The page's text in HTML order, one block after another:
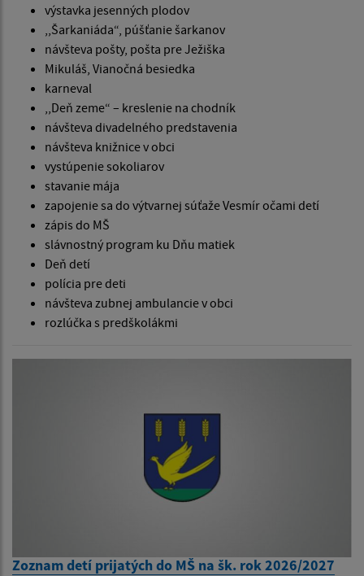
výstavka jesenných plodov
,,Šarkaniáda“, púšťanie šarkanov
návšteva pošty, pošta pre Ježiška
Mikuláš, Vianočná besiedka
karneval
,,Deň zeme“ – kreslenie na chodník
návšteva divadelného predstavenia
návšteva knižnice v obci
vystúpenie sokoliarov
stavanie mája
zapojenie sa do výtvarnej súťaže Vesmír očami detí
zápis do MŠ
slávnostný program ku Dňu matiek
Deň detí
polícia pre deti
návšteva zubnej ambulancie v obci
rozlúčka s predškolákmi
Zoznam detí prijatých do MŠ na šk. rok 2026/2027